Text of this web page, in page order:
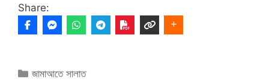
Share:
Categories
জামাআতে সালাত